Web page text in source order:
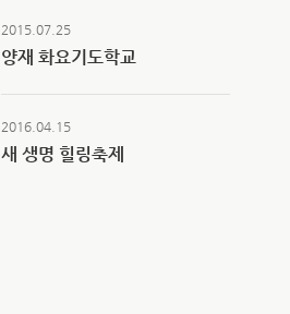
2015.07.25
양재 화요기도학교
2016.04.15
새 생명 힐링축제